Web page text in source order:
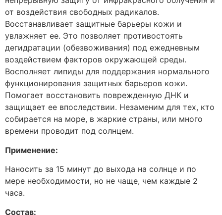
от воздействия свободных радикалов.
Восстанавливает защитные барьеры кожи и
увлажняет ее. Это позволяет противостоять
дегидратации (обезвоживания) под ежедневным
воздействием факторов окружающей среды.
Восполняет липиды для поддержания нормального
функционирования защитных барьеров кожи.
Помогает восстановить поврежденную ДНК и
защищает ее впоследствии. Незаменим для тех, кто
собирается на море, в жаркие страны, или много
времени проводит под солнцем.
Применение:
Наносить за 15 минут до выхода на солнце и по
мере необходимости, но не чаще, чем каждые 2
часа.
Состав: